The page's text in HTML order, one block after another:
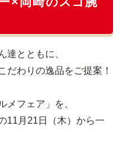
達とともに、
だわりの逸品をご提案！
メフェア」を、
11月21日（木）から一